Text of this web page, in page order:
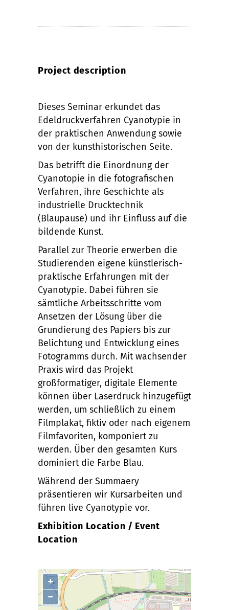
Project description
Dieses Seminar erkundet das
Edeldruckverfahren Cyanotypie in
der praktischen Anwendung sowie
von der kunsthistorischen Seite.
Das betrifft die Einordnung der
Cyanotopie in die fotografischen
Verfahren, ihre Geschichte als
industrielle Drucktechnik
(Blaupause) und ihr Einfluss auf die
bildende Kunst.
Parallel zur Theorie erwerben die
Studierenden eigene künstlerisch-
praktische Erfahrungen mit der
Cyanotypie. Dabei führen sie
sämtliche Arbeitsschritte vom
Ansetzen der Lösung über die
Grundierung des Papiers bis zur
Belichtung und Entwicklung eines
Fotogramms durch. Mit wachsender
Praxis wird das Projekt
großformatiger, digitale Elemente
können über Laserdruck hinzugefügt
werden, um schließlich zu einem
Filmplakat, fiktiv oder nach eigenem
Filmfavoriten, komponiert zu
werden. Über den gesamten Kurs
dominiert die Farbe Blau.
Während der Summaery
präsentieren wir Kursarbeiten und
führen live Cyanotypie vor.
Exhibition Location / Event
Location
+
−